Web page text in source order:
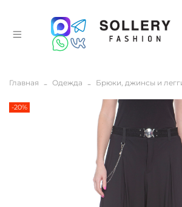
Главная Одежда Брюки, джинсы и
-20%